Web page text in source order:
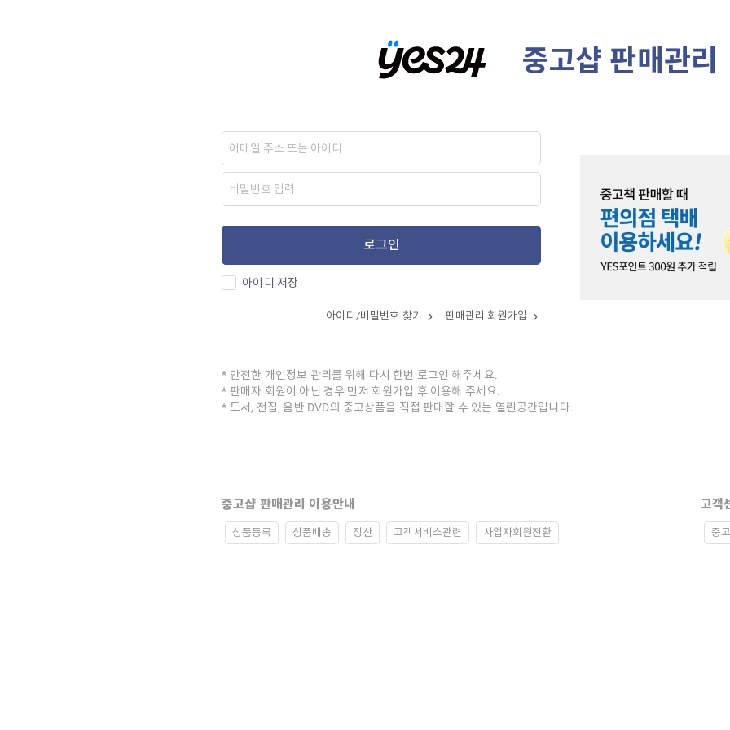
중고샵 판매관리
로그인
아이디 저장
아이디/비밀번호 찾기 판매관리 회원가입
안전한 개인정보 관리를 위해 다시 한번 로그인 해주세요.
판매자 회원이 아닌 경우 먼저 회원가입 후 이용해 주세요.
도서, 전집, 음반 DVD의 중고상품을 직접 판매할 수 있는 열린공간입니다.
중고샵 판매관리 이용안내
상품등록 상품배송 정산 고객서비스관련 사업자회원전환
고객
중